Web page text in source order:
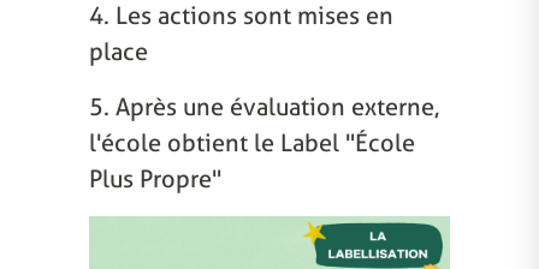
4. Les actions sont mises en
place
5. Après une évaluation externe,
l'école obtient le Label "École
Plus Propre"